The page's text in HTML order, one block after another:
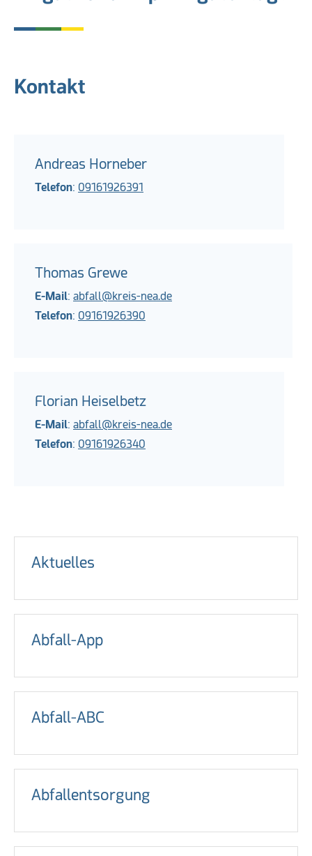
Kontakt
Andreas Horneber
Telefon: 09161926391
Thomas Grewe
E-Mail: abfall@kreis-nea.de
Telefon: 09161926390
Florian Heiselbetz
E-Mail: abfall@kreis-nea.de
Telefon: 09161926340
Aktuelles
Abfall-App
Abfall-ABC
Abfallentsorgung